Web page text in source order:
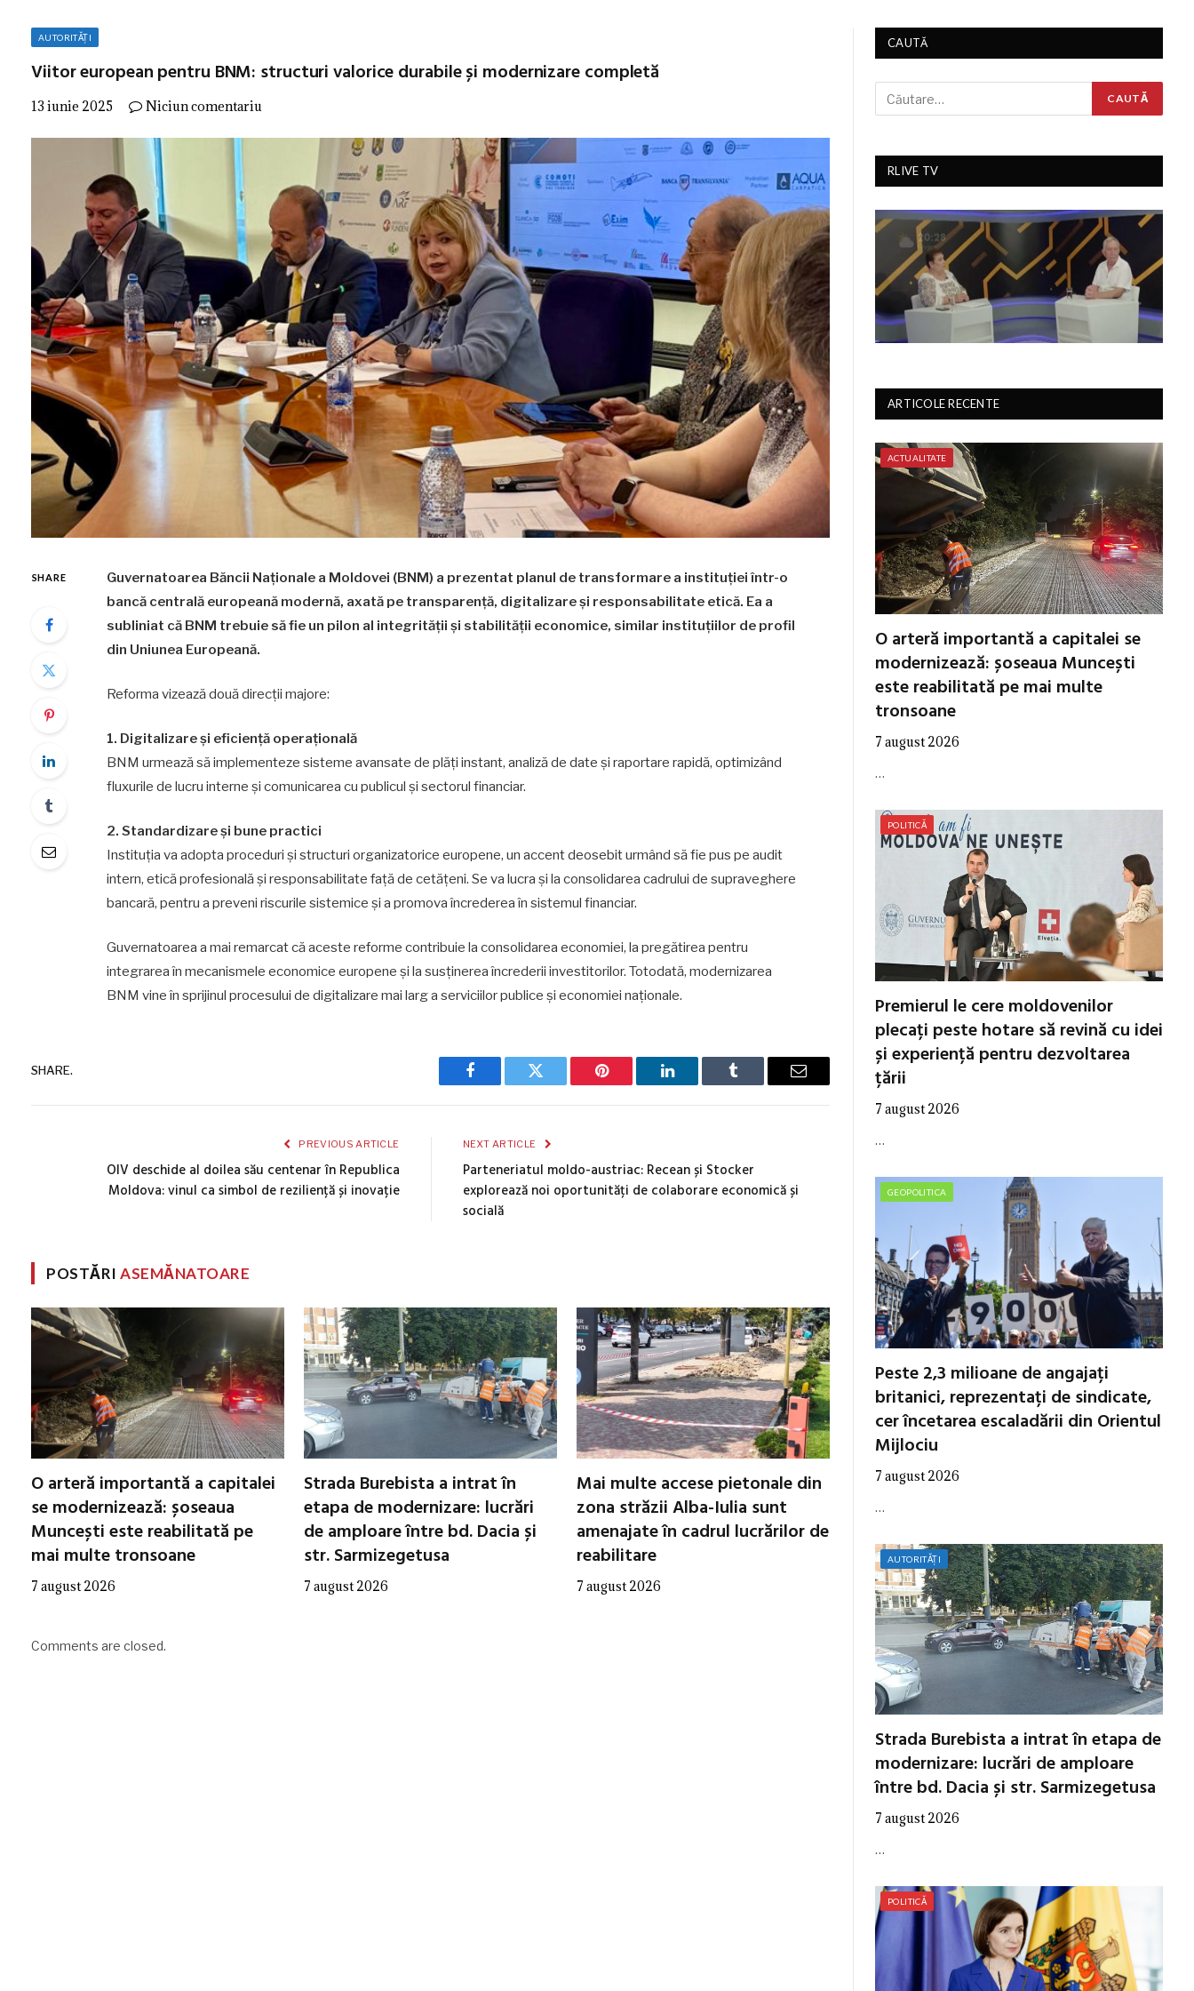
AUTORITĂȚI
Viitor european pentru BNM: structuri valorice durabile și modernizare completă
13 iunie 2025 Niciun comentariu
SHARE
Guvernatoarea Băncii Naționale a Moldovei (BNM) a prezentat planul de transformare a instituției într-o
bancă centrală europeană modernă, axată pe transparență, digitalizare și responsabilitate etică. Ea a
subliniat că BNM trebuie să fie un pilon al integrității și stabilității economice, similar instituțiilor de profil
din Uniunea Europeană.
Reforma vizează două direcții majore:
1. Digitalizare și eficiență operațională
BNM urmează să implementeze sisteme avansate de plăți instant, analiză de date și raportare rapidă, optimizând
fluxurile de lucru interne și comunicarea cu publicul și sectorul financiar.
2. Standardizare și bune practici
Instituția va adopta proceduri și structuri organizatorice europene, un accent deosebit urmând să fie pus pe audit
intern, etică profesională și responsabilitate față de cetățeni. Se va lucra și la consolidarea cadrului de supraveghere
bancară, pentru a preveni riscurile sistemice și a promova încrederea în sistemul financiar.
Guvernatoarea a mai remarcat că aceste reforme contribuie la consolidarea economiei, la pregătirea pentru
integrarea în mecanismele economice europene și la susținerea încrederii investitorilor. Totodată, modernizarea
BNM vine în sprijinul procesului de digitalizare mai larg a serviciilor publice și economiei naționale.
SHARE.
Facebook Twitter Pinterest LinkedIn Tumblr Email
PREVIOUS ARTICLE
OIV deschide al doilea său centenar în Republica
Moldova: vinul ca simbol de reziliență și inovație
NEXT ARTICLE
Parteneriatul moldo-austriac: Recean și Stocker
explorează noi oportunități de colaborare economică și
socială
POSTĂRIASEMĂNATOARE
O arteră importantă a capitalei
se modernizează: șoseaua
Muncești este reabilitată pe
mai multe tronsoane
7 august 2026
Strada Burebista a intrat în
etapa de modernizare: lucrări
de amploare între bd. Dacia și
str. Sarmizegetusa
7 august 2026
Mai multe accese pietonale din
zona străzii Alba-Iulia sunt
amenajate în cadrul lucrărilor de
reabilitare
7 august 2026
Comments are closed.
CAUTĂ
RLIVE TV
ARTICOLE RECENTE
ACTUALITATE
O arteră importantă a capitalei se
modernizează: șoseaua Muncești
este reabilitată pe mai multe
tronsoane
7 august 2026
…
POLITICĂ
Premierul le cere moldovenilor
plecați peste hotare să revină cu idei
și experiență pentru dezvoltarea
țării
7 august 2026
…
GEOPOLITICA
Peste 2,3 milioane de angajați
britanici, reprezentați de sindicate,
cer încetarea escaladării din Orientul
Mijlociu
7 august 2026
…
AUTORITĂȚI
Strada Burebista a intrat în etapa de
modernizare: lucrări de amploare
între bd. Dacia și str. Sarmizegetusa
7 august 2026
…
POLITICĂ